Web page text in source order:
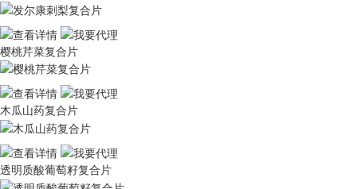
樱桃芹菜复合片
木瓜山药复合片
透明质酸葡萄籽复合片